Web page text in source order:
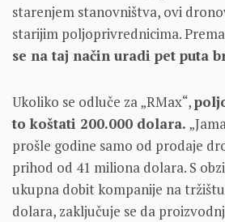
starenjem stanovništva, ovi
starijim poljoprivrednicima.
se na taj način uradi pet puta
Ukoliko se odluče za „RMax“,
to koštati 200.000 dolara.
prošle godine samo od prodaje
prihod od 41 miliona dolara. S
ukupna dobit kompanije na
dolara, zaključuje se da